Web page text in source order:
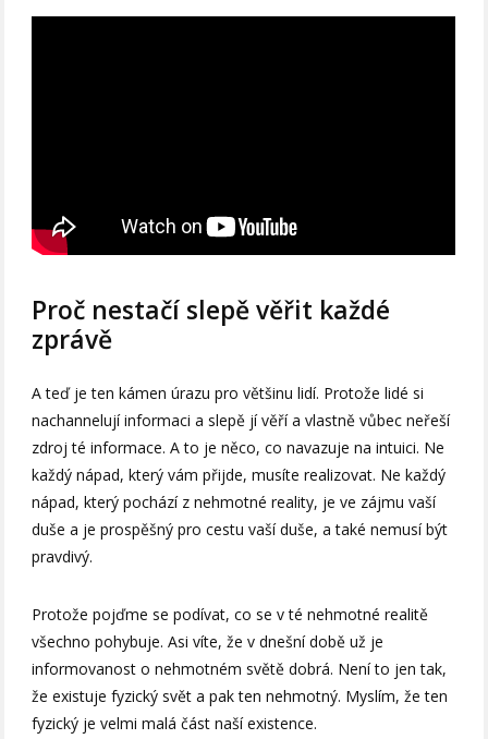
Proč nestačí slepě věřit každé
zprávě
A teď je ten kámen úrazu pro většinu lidí. Protože lidé si
nachannelují informaci a slepě jí věří a vlastně vůbec neřeší
zdroj té informace. A to je něco, co navazuje na intuici. Ne
každý nápad, který vám přijde, musíte realizovat. Ne každý
nápad, který pochází z nehmotné reality, je ve zájmu vaší
duše a je prospěšný pro cestu vaší duše, a také nemusí být
pravdivý.
Protože pojďme se podívat, co se v té nehmotné realitě
všechno pohybuje. Asi víte, že v dnešní době už je
informovanost o nehmotném světě dobrá. Není to jen tak,
že existuje fyzický svět a pak ten nehmotný. Myslím, že ten
fyzický je velmi malá část naší existence.